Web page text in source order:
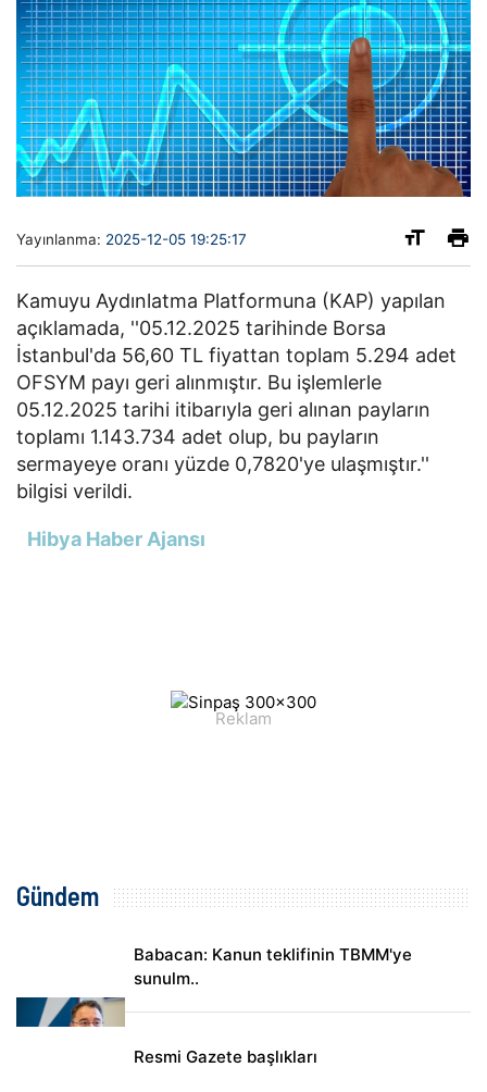
Yayınlanma: 2025-12-05 19:25:17
Kamuyu Aydınlatma Platformuna (KAP) yapılan
açıklamada, ''05.12.2025 tarihinde Borsa
İstanbul'da 56,60 TL fiyattan toplam 5.294 adet
OFSYM payı geri alınmıştır. Bu işlemlerle
05.12.2025 tarihi itibarıyla geri alınan payların
toplamı 1.143.734 adet olup, bu payların
sermayeye oranı yüzde 0,7820'ye ulaşmıştır.''
bilgisi verildi.
Hibya Haber Ajansı
Gündem
Babacan: Kanun teklifinin TBMM'ye
sunulm..
Resmi Gazete başlıkları